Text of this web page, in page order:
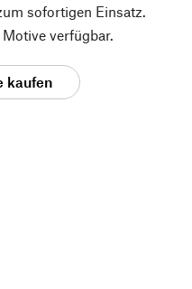
sofortigen Einsatz.
verfügbar.
kaufen